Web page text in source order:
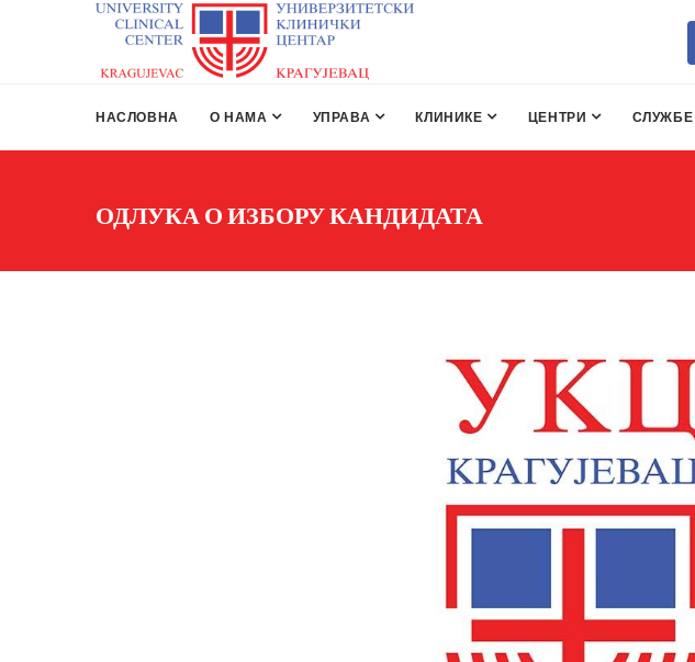
НАСЛОВНА О НАМА УПРАВА КЛИНИКЕ ЦЕНТРИ СЛУЖБЕ
ОДЛУКА О ИЗБОРУ КАНДИДАТА